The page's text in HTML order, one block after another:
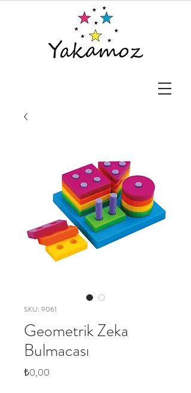
SKU: 9061
Geometrik Zeka
Bulmacası
₺0,00